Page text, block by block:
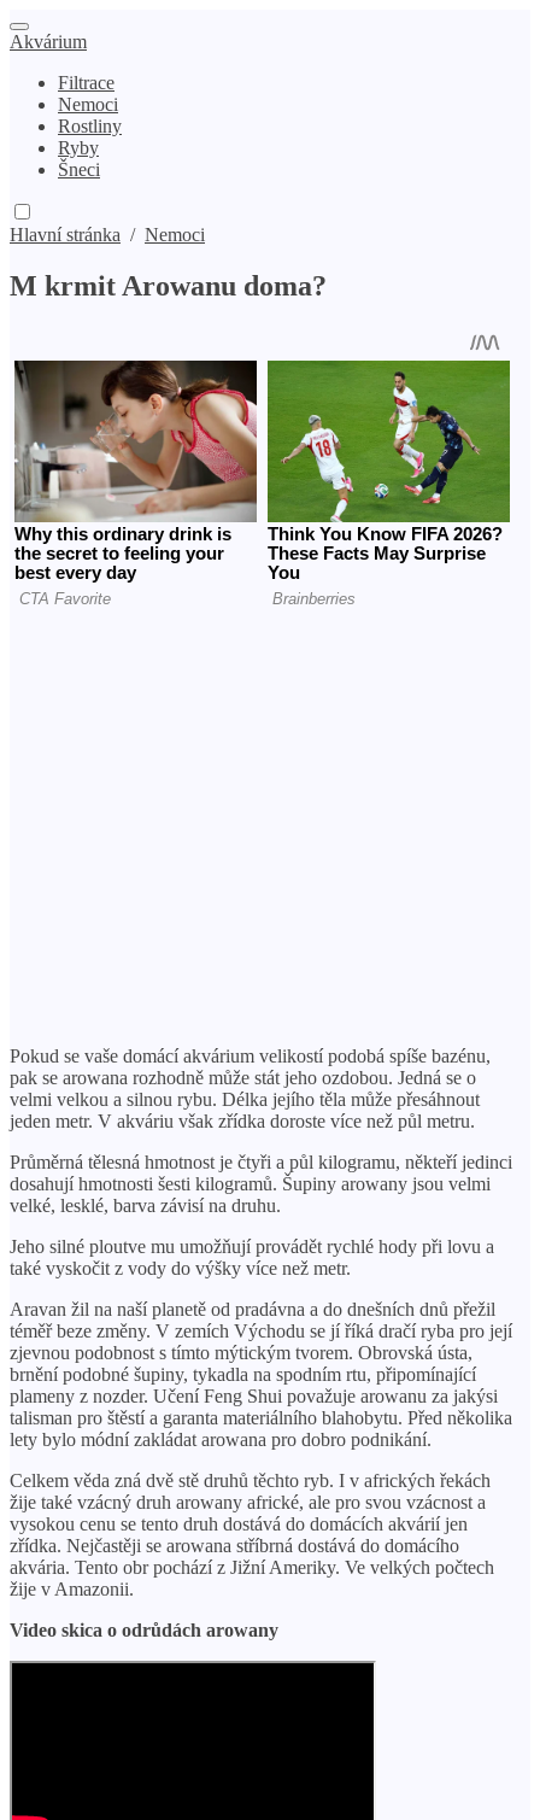
Akvárium
Filtrace
Nemoci
Rostliny
Ryby
Šneci
Hlavní stránka / Nemoci
M krmit Arowanu doma?
Pokud se vaše domácí akvárium velikostí podobá spíše bazénu,
pak se arowana rozhodně může stát jeho ozdobou. Jedná se o
velmi velkou a silnou rybu. Délka jejího těla může přesáhnout
jeden metr. V akváriu však zřídka doroste více než půl metru.
Průměrná tělesná hmotnost je čtyři a půl kilogramu, někteří jedinci
dosahují hmotnosti šesti kilogramů. Šupiny arowany jsou velmi
velké, lesklé, barva závisí na druhu.
Jeho silné ploutve mu umožňují provádět rychlé hody při lovu a
také vyskočit z vody do výšky více než metr.
Aravan žil na naší planetě od pradávna a do dnešních dnů přežil
téměř beze změny. V zemích Východu se jí říká dračí ryba pro její
zjevnou podobnost s tímto mýtickým tvorem. Obrovská ústa,
brnění podobné šupiny, tykadla na spodním rtu, připomínající
plameny z nozder. Učení Feng Shui považuje arowanu za jakýsi
talisman pro štěstí a garanta materiálního blahobytu. Před několika
lety bylo módní zakládat arowana pro dobro podnikání.
Celkem věda zná dvě stě druhů těchto ryb. I v afrických řekách
žije také vzácný druh arowany africké, ale pro svou vzácnost a
vysokou cenu se tento druh dostává do domácích akvárií jen
zřídka. Nejčastěji se arowana stříbrná dostává do domácího
akvária. Tento obr pochází z Jižní Ameriky. Ve velkých počtech
žije v Amazonii.
Video skica o odrůdách arowany